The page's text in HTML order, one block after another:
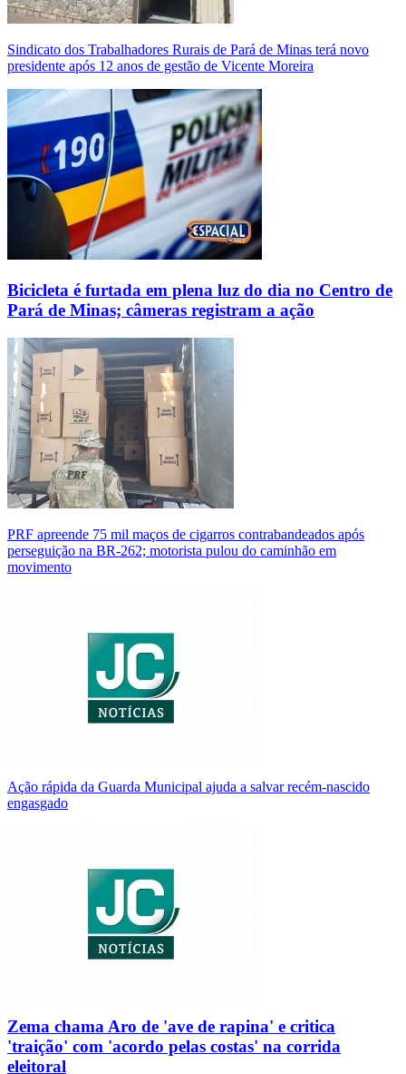
Sindicato dos Trabalhadores Rurais de Pará de Minas terá novo
presidente após 12 anos de gestão de Vicente Moreira
Bicicleta é furtada em plena luz do dia no Centro de
Pará de Minas; câmeras registram a ação
PRF apreende 75 mil maços de cigarros contrabandeados após
perseguição na BR-262; motorista pulou do caminhão em
movimento
Ação rápida da Guarda Municipal ajuda a salvar recém-nascido
engasgado
Zema chama Aro de 'ave de rapina' e critica
'traição' com 'acordo pelas costas' na corrida
eleitoral